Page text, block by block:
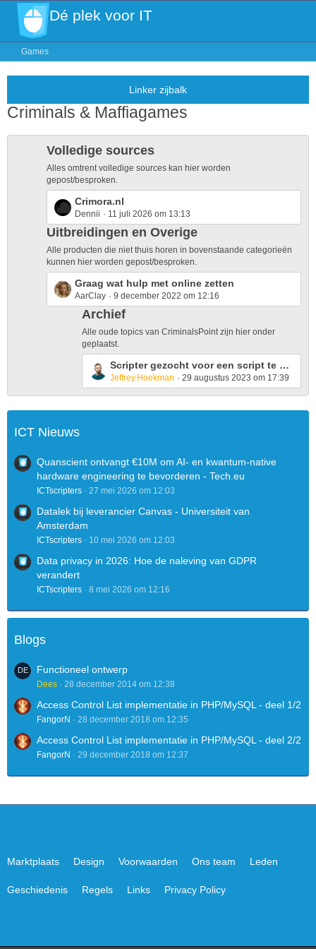
Dé plek voor IT
Games
Criminals & Maffiagames
Volledige sources
Alles omtrent volledige sources kan hier worden
gepost/besproken.
L
a
s
P
o
s
Crimora.nl
Dennii 11 juli 2026 om 13:13
Uitbreidingen en Overige
Alle producten die niet thuis horen in bovenstaande categorieën
kunnen hier worden gepost/besproken.
L
a
s
Graag wat hulp met online zetten
AarClay 9 december 2022 om 12:16
Archief
Alle oude topics van CriminalsPoint zijn hier onder
geplaatst.
L
a
s
t
s
Scripter gezocht voor een script te maken zoals banditi.nl
Jeffrey.Hoekman 29 augustus 2023 om 17:39
ICT Nieuws
Quanscient ontvangt €10M om AI- en kwantum-native
hardware engineering te bevorderen - Tech.eu
ICTscripters 27 mei 2026 om 12:03
Datalek bij leverancier Canvas - Universiteit van
Amsterdam
ICTscripters 10 mei 2026 om 12:03
Data privacy in 2026: Hoe de naleving van GDPR
verandert
ICTscripters 8 mei 2026 om 12:16
Blogs
Functioneel ontwerp
Dees 28 december 2014 om 12:38
Access Control List implementatie in PHP/MySQL - deel 1/2
FangorN 28 december 2018 om 12:35
Access Control List implementatie in PHP/MySQL - deel 2/2
FangorN 29 december 2018 om 12:37
Marktplaats Design Voorwaarden Ons team Leden
Geschiedenis Regels Links Privacy Policy